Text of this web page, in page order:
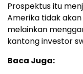
Prospektus itu
Amerika tidak
melainkan
kantong investor
Baca Juga: